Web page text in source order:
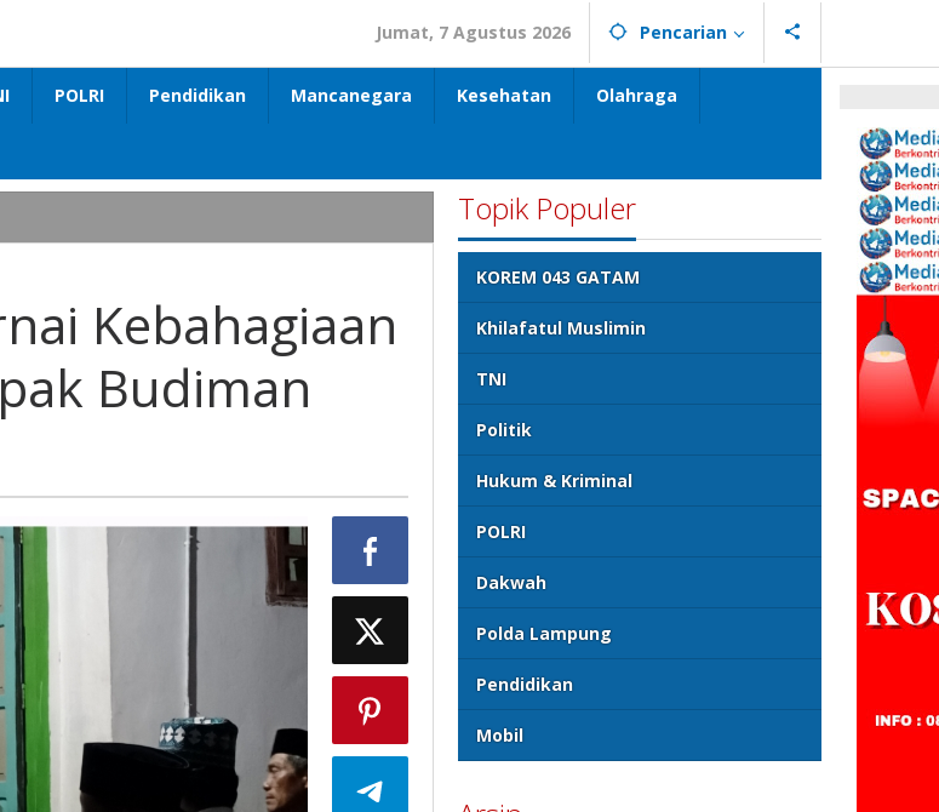
Jumat, 7 Agustus 2026 Pencarian
POLRI Pendidikan Mancanegara Kesehatan Olahraga
Kebahagiaan
Budiman
Topik Populer
KOREM 043 GATAM
Khilafatul Muslimin
TNI
Politik
Hukum & Kriminal
POLRI
Dakwah
Polda Lampung
Pendidikan
Mobil